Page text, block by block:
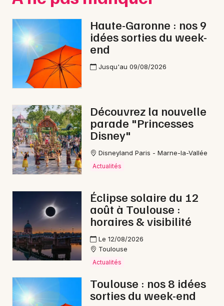
Actus à Toulouse
Magazine à Toulouse
31 - Haute-Garonne
Choisir mes départements
Mon email
Haute-Garonne : nos 9
idées sorties du week-
end
Jusqu'au 09/08/2026
Découvrez la nouvelle
parade "Princesses
Disney"
Disneyland Paris - Marne-la-Vallée
Actualités
Éclipse solaire du 12
août à Toulouse :
horaires & visibilité
Le 12/08/2026
Toulouse
Actualités
Toulouse : nos 8 idées
sorties du week-end